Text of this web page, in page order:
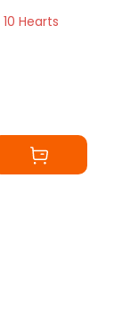
10 Hearts